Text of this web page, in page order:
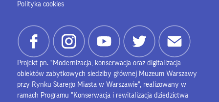
Polityka cookies
Projekt pn. "Modernizacja, konserwacja oraz digitalizacja
obiektów zabytkowych siedziby głównej Muzeum Warszawy
przy Rynku Starego Miasta w Warszawie", realizowany w
ramach Programu "Konserwacja i rewitalizacja dziedzictwa